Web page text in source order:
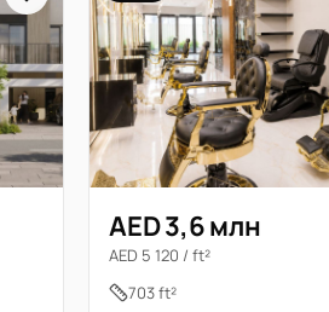
AED 3,6 млн
AED 5 120 / ft²
703 ft²